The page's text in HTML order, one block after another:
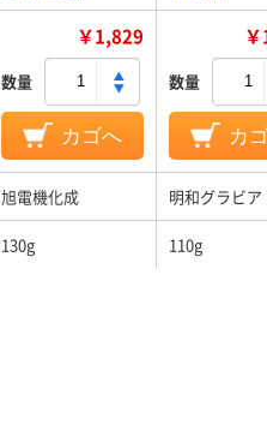
￥1,829
数量
カゴへ
数量
カ
旭電機化成 明和グラビア
130g 110g